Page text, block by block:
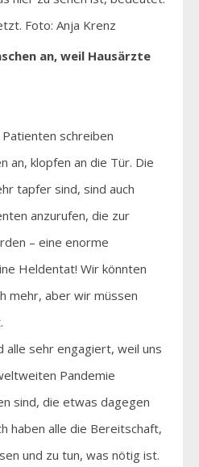
Foto: Anja Krenz
an, weil Hausärzte
Patienten schreiben
an, klopfen an die Tür. Die
tapfer sind, sind auch
anzurufen, die zur
– eine enorme
Heldentat! Wir könnten
mehr, aber wir müssen
alle sehr engagiert, weil uns
Pandemie
sind, die etwas dagegen
haben alle die Bereitschaft,
und zu tun, was nötig ist.